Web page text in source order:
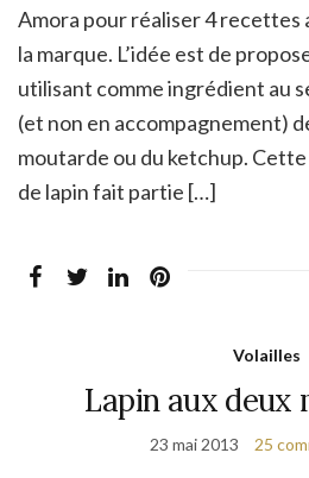
Amora pour réaliser 4 recettes
la marque. L’idée est de
utilisant comme ingrédient au
(et non en accompagnement)
moutarde ou du ketchup.
de lapin fait partie […]
Volailles
Lapin aux deux
23 mai 2013 25